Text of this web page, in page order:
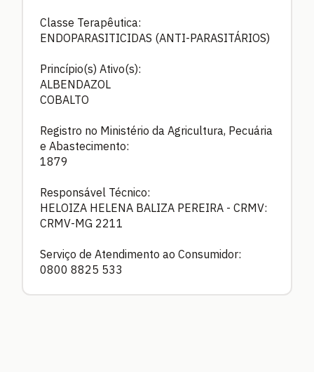
Classe Terapêutica:
ENDOPARASITICIDAS (ANTI-PARASITÁRIOS)
Princípio(s) Ativo(s):
ALBENDAZOL
COBALTO
Registro no Ministério da Agricultura, Pecuária
e Abastecimento:
1879
Responsável Técnico:
HELOIZA HELENA BALIZA PEREIRA - CRMV:
CRMV-MG 2211
Serviço de Atendimento ao Consumidor:
0800 8825 533